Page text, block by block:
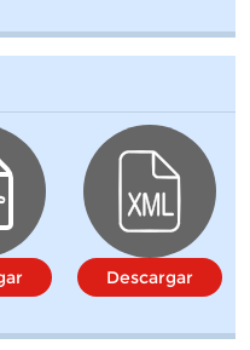
Descargar